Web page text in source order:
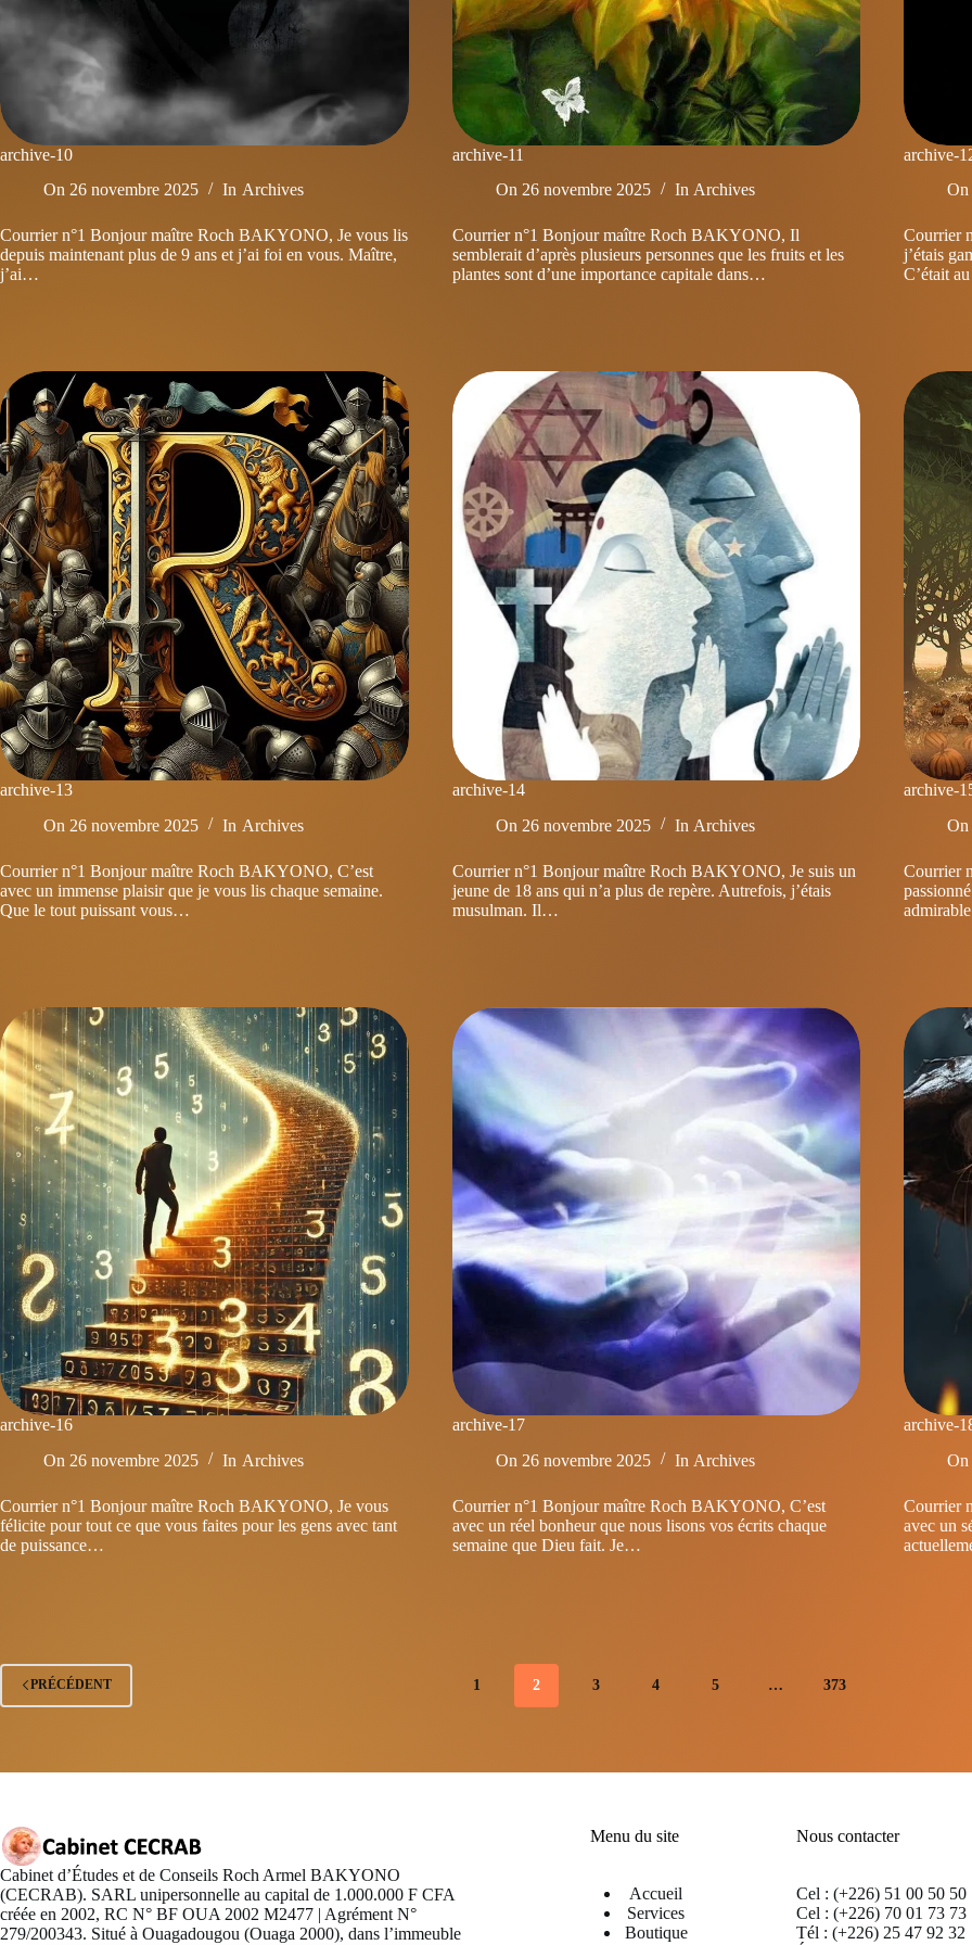
archive-10
On 26 novembre 2025 In Archives
Courrier n°1 Bonjour maître Roch BAKYONO, Je vous lis
depuis maintenant plus de 9 ans et j’ai foi en vous. Maître,
j’ai…
archive-11
On 26 novembre 2025 In Archives
Courrier n°1 Bonjour maître Roch BAKYONO, Il
semblerait d’après plusieurs personnes que les fruits et les
plantes sont d’une importance capitale dans…
archive-
On
Courrier
j’étais
C’était
archive-13
On 26 novembre 2025 In Archives
Courrier n°1 Bonjour maître Roch BAKYONO, C’est
avec un immense plaisir que je vous lis chaque semaine.
Que le tout puissant vous…
archive-14
On 26 novembre 2025 In Archives
Courrier n°1 Bonjour maître Roch BAKYONO, Je suis un
jeune de 18 ans qui n’a plus de repère. Autrefois, j’étais
musulman. Il…
archive-
On
Courrier
archive-16
On 26 novembre 2025 In Archives
Courrier n°1 Bonjour maître Roch BAKYONO, Je vous
félicite pour tout ce que vous faites pour les gens avec tant
de puissance…
archive-17
On 26 novembre 2025 In Archives
Courrier n°1 Bonjour maître Roch BAKYONO, C’est
avec un réel bonheur que nous lisons vos écrits chaque
semaine que Dieu fait. Je…
archive-
On
Courrier
avec un
PRÉCÉDENT 1 2 3 4 5 … 373
Cabinet d’Études et de Conseils Roch Armel BAKYONO
(CECRAB). SARL unipersonnelle au capital de 1.000.000 F CFA
créée en 2002, RC N° BF OUA 2002 M2477 | Agrément N°
279/200343. Situé à Ouagadougou (Ouaga 2000), dans l’immeuble
Menu du site
Accueil
Services
Boutique
Nous contacter
Cel : (+226) 51 00 50 50
Cel : (+226) 70 01 73 73
Tél : (+226) 25 47 92 32